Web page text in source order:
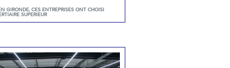
GIRONDE, CES ENTREPRISES ONT CHOISI
SUPERIEUR